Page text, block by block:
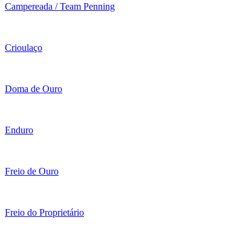
Campereada / Team Penning
Crioulaço
Doma de Ouro
Enduro
Freio de Ouro
Freio do Proprietário